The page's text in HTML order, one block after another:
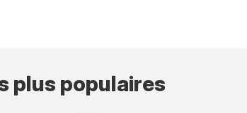
plus populaires